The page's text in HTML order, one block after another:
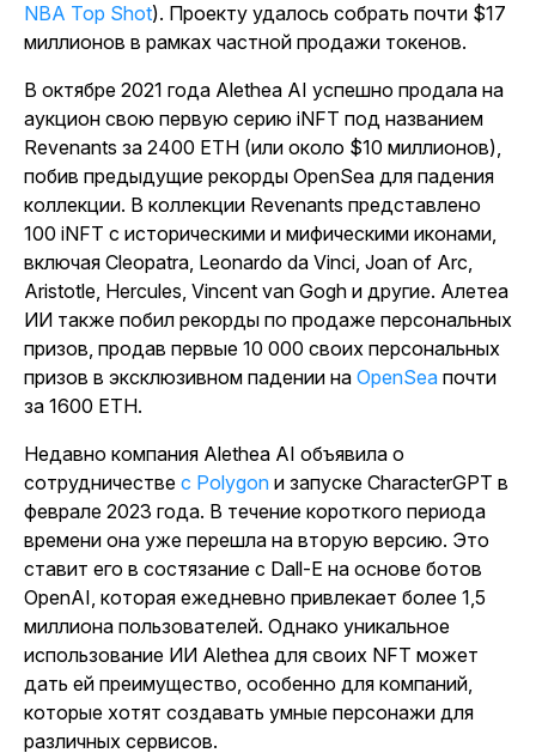
NBA Top Shot). Проекту удалось собрать почти $17
миллионов в рамках частной продажи токенов.
В октябре 2021 года Alethea AI успешно продала на
аукцион свою первую серию iNFT под названием
Revenants за 2400 ETH (или около $10 миллионов),
побив предыдущие рекорды OpenSea для падения
коллекции. В коллекции Revenants представлено
100 iNFT с историческими и мифическими иконами,
включая Cleopatra, Leonardo da Vinci, Joan of Arc,
Aristotle, Hercules, Vincent van Gogh и другие. Алетеа
ИИ также побил рекорды по продаже персональных
призов, продав первые 10 000 своих персональных
призов в эксклюзивном падении на OpenSea почти
за 1600 ETH.
Недавно компания Alethea AI объявила о
сотрудничестве с Polygon и запуске CharacterGPT в
феврале 2023 года. В течение короткого периода
времени она уже перешла на вторую версию. Это
ставит его в состязание с Dall-E на основе ботов
OpenAI, которая ежедневно привлекает более 1,5
миллиона пользователей. Однако уникальное
использование ИИ Alethea для своих NFT может
дать ей преимущество, особенно для компаний,
которые хотят создавать умные персонажи для
различных сервисов.